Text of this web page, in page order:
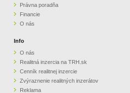
Právna poradňa
Financie
O nás
Info
O nás
Realitná inzercia na TRH.sk
Cenník realitnej inzercie
Zvýraznenie realitných inzerátov
Reklama